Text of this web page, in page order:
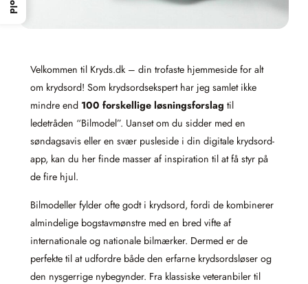
Velkommen til Kryds.dk – din trofaste hjemmeside for alt
om krydsord! Som krydsordsekspert har jeg samlet ikke
mindre end 100 forskellige løsningsforslag til
ledetråden “Bilmodel”. Uanset om du sidder med en
søndagsavis eller en svær pusleside i din digitale krydsord-
app, kan du her finde masser af inspiration til at få styr på
de fire hjul.
Bilmodeller fylder ofte godt i krydsord, fordi de kombinerer
almindelige bogstavmønstre med en bred vifte af
internationale og nationale bilmærker. Dermed er de
perfekte til at udfordre både den erfarne krydsordsløser og
den nysgerrige nybegynder. Fra klassiske veteranbiler til